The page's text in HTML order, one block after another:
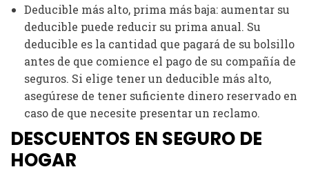
Deducible más alto, prima más baja: aumentar su
deducible puede reducir su prima anual. Su
deducible es la cantidad que pagará de su bolsillo
antes de que comience el pago de su compañía de
seguros. Si elige tener un deducible más alto,
asegúrese de tener suficiente dinero reservado en
caso de que necesite presentar un reclamo.
DESCUENTOS EN SEGURO DE
HOGAR